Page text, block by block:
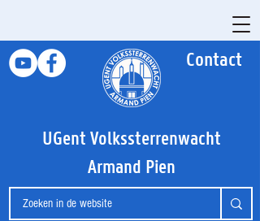
Contact
UGent Volkssterrenwacht
Armand Pien